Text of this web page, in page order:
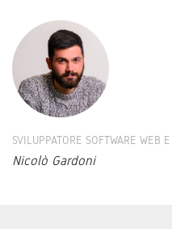
SVILUPPATORE SOFTWARE WEB
Nicolò Gardoni